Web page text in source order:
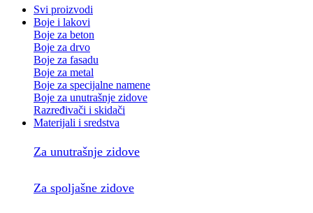
Svi proizvodi
Boje i lakovi
Boje za beton
Boje za drvo
Boje za fasadu
Boje za metal
Boje za specijalne namene
Boje za unutrašnje zidove
Razređivači i skidači
Materijali i sredstva
Za unutrašnje zidove
Za spoljašne zidove